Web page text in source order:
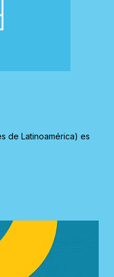
de Latinoamérica) es